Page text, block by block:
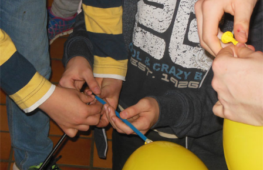
Jungscharfreizeit
2019
Kontakt